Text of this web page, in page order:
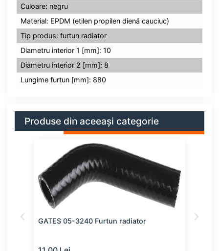
Culoare: negru
Material: EPDM (etilen propilen dienă cauciuc)
Tip produs: furtun radiator
Diametru interior 1 [mm]: 10
Diametru interior 2 [mm]: 8
Lungime furtun [mm]: 880
Produse din aceeași categorie
GATES 05-3240 Furtun radiator